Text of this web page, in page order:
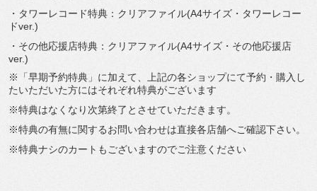
・タワーレコード特典：クリアファイル(A4サイズ・タワーレコー
ドver.)
・その他応援店特典：クリアファイル(A4サイズ・その他応援店
ver.)
※「早期予約特典」に加えて、上記の各ショップにて予約・購入し
たいただいた方にはそれぞれ特典がございます
※特典はなくなり次第終了とさせていただきます。
※特典の有無に関するお問い合わせは直接各店舗へご確認下さい。
※特典ナシのカートもございますのでご注意ください